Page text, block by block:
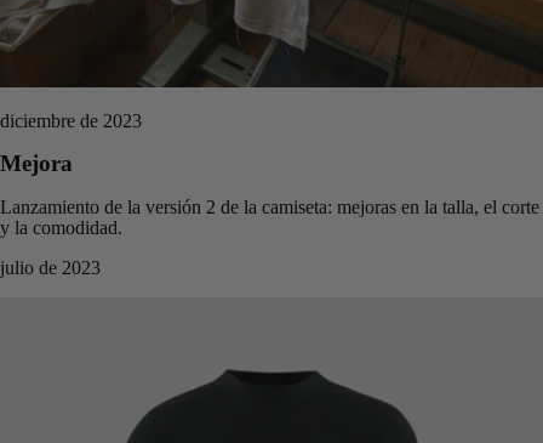
diciembre de 2023
Mejora
Lanzamiento de la versión 2 de la camiseta: mejoras en la talla, el corte
y la comodidad.
julio de 2023